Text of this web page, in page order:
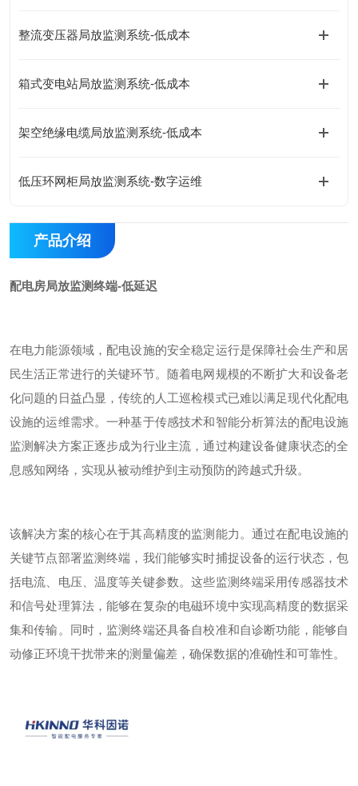
整流变压器局放监测系统-低成本
箱式变电站局放监测系统-低成本
架空绝缘电缆局放监测系统-低成本
低压环网柜局放监测系统-数字运维
产品介绍
配电房局放监测终端-低延迟
在电力能源领域，配电设施的安全稳定运行是保障社会生产和居
民生活正常进行的关键环节。随着电网规模的不断扩大和设备老
化问题的日益凸显，传统的人工巡检模式已难以满足现代化配电
设施的运维需求。一种基于传感技术和智能分析算法的配电设施
监测解决方案正逐步成为行业主流，通过构建设备健康状态的全
息感知网络，实现从被动维护到主动预防的跨越式升级。
该解决方案的核心在于其高精度的监测能力。通过在配电设施的
关键节点部署监测终端，我们能够实时捕捉设备的运行状态，包
括电流、电压、温度等关键参数。这些监测终端采用传感器技术
和信号处理算法，能够在复杂的电磁环境中实现高精度的数据采
集和传输。同时，监测终端还具备自校准和自诊断功能，能够自
动修正环境干扰带来的测量偏差，确保数据的准确性和可靠性。